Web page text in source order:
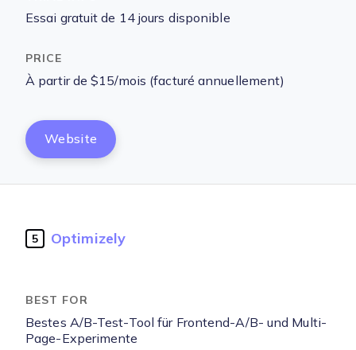
Essai gratuit de 14 jours disponible
À partir de $15/mois (facturé annuellement)
Website
5 Optimizely
Bestes A/B-Test-Tool für Frontend-A/B- und Multi-
Page-Experimente